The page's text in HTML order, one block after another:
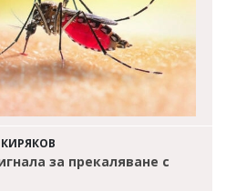
за прекаляване с